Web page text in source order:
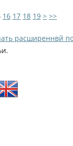
16 17 18 19 > >>
расширеннвй